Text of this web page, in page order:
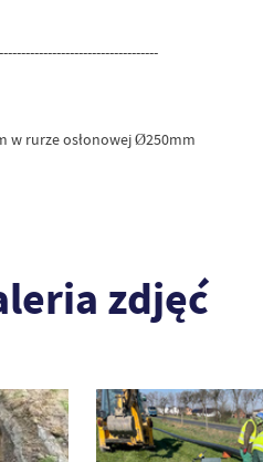
w rurze osłonowej Ø250mm
zdjęć